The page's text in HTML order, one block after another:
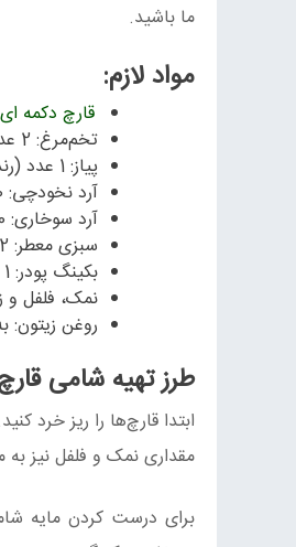
ما باشید.
مواد لازم:
قارچ دکمه ای
تخم‌مرغ: 2 عدد
پیاز: 1 عدد (رنده‌شده)
آرد نخودچی: 100 گرم
آرد سوخاری: 50 گرم
سبزی معطر: 2 قاشق غذا خوری
بکینگ پودر: 1 قاشق مربا خوری
نمک، فلفل و
روغن زیتون:
طرز تهیه شامی
ابتدا قارچ‌ها را ریز خرد
مقداری نمک و فلفل نیز به
برای درست کردن مایه